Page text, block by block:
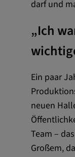
darf und
„Ich
Ein paar
neuen
Team –
Großem,
Cookie
Vimeo
Name: